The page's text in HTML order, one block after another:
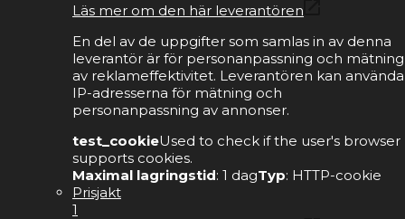
Läs mer om den här leverantören
En del av de uppgifter som samlas in av denna
leverantör är för personanpassning och mätning
av reklameffektivitet. Leverantören kan använda
IP-adresserna för mätning och
personanpassning av annonser.
test_cookieUsed to check if the user's browser
supports cookies.
Maximal lagringstid: 1 dagTyp: HTTP-cookie
Prisjakt
1